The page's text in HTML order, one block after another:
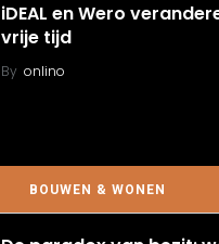
iDEAL en Wero
vrije tijd
By onlino
BOUWEN & WONEN